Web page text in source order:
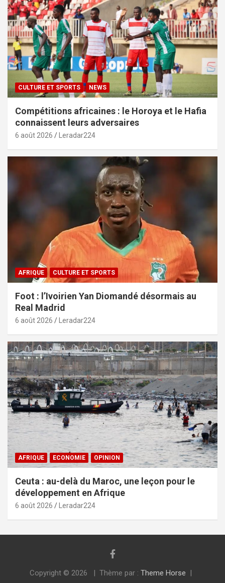
CULTURE ET SPORTS NEWS
Compétitions africaines : le Horoya et le Hafia
connaissent leurs adversaires
6 août 2026 Leradar224
AFRIQUE CULTURE ET SPORTS
Foot : l’Ivoirien Yan Diomandé désormais au
Real Madrid
6 août 2026 Leradar224
AFRIQUE ECONOMIE OPINION
Ceuta : au-delà du Maroc, une leçon pour le
développement en Afrique
6 août 2026 Leradar224
Copyright © 2026 Thème par : Theme Horse